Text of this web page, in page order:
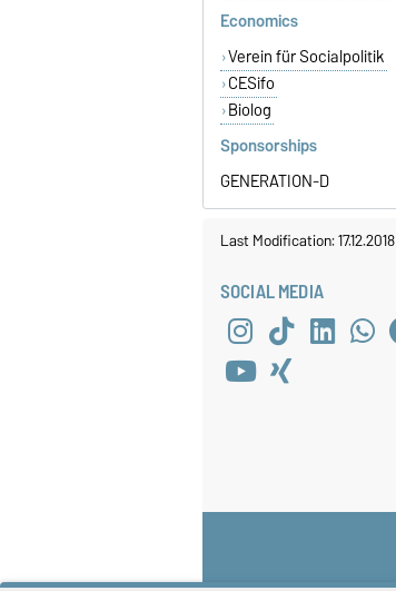
Economics
Verein für Socialpolitik
CESifo
Biolog
Sponsorships
GENERATION-D
Last Modification: 17.12.2018
SOCIAL MEDIA